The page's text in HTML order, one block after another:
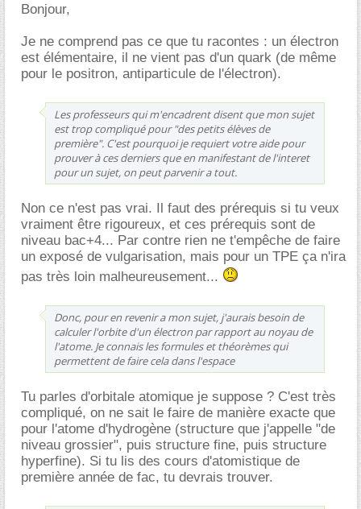
Bonjour,
Je ne comprend pas ce que tu racontes : un électron
est élémentaire, il ne vient pas d'un quark (de même
pour le positron, antiparticule de l'électron).
Les professeurs qui m'encadrent disent que mon sujet
est trop compliqué pour "des petits élèves de
première". C'est pourquoi je requiert votre aide pour
prouver à ces derniers que en manifestant de l'interet
pour un sujet, on peut parvenir a tout.
Non ce n'est pas vrai. Il faut des prérequis si tu veux
vraiment être rigoureux, et ces prérequis sont de
niveau bac+4... Par contre rien ne t'empêche de faire
un exposé de vulgarisation, mais pour un TPE ça n'ira
pas très loin malheureusement...
Donc, pour en revenir a mon sujet, j'aurais besoin de
calculer l'orbite d'un électron par rapport au noyau de
l'atome. Je connais les formules et théorèmes qui
permettent de faire cela dans l'espace
Tu parles d'orbitale atomique je suppose ? C'est très
compliqué, on ne sait le faire de manière exacte que
pour l'atome d'hydrogène (structure que j'appelle "de
niveau grossier", puis structure fine, puis structure
hyperfine). Si tu lis des cours d'atomistique de
première année de fac, tu devrais trouver.